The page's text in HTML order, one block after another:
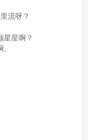
流呀？
星星啊？